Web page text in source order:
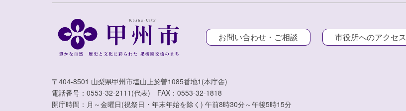
お問い合わせ・ご相談 市役所へのアクセス
〒404-8501 山梨県甲州市塩山上於曽1085番地1(本庁舎)
電話番号：0553-32-2111(代表) FAX：0553-32-1818
開庁時間：月～金曜日(祝祭日・年末年始を除く) 午前8時30分～午後5時15分